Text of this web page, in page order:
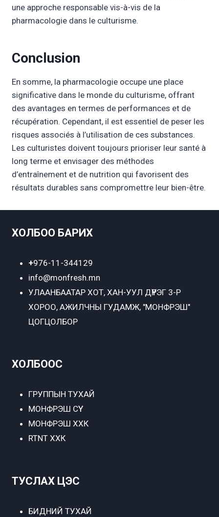
une approche responsable vis-à-vis de la
pharmacologie dans le culturisme.
Conclusion
En somme, la pharmacologie occupe une place
significative dans le monde du culturisme, offrant
des avantages en termes de performances et de
récupération. Cependant, il est essentiel de peser les
risques associés à l’utilisation de ces substances.
Les culturistes doivent toujours prioriser leur santé à
long terme et envisager des méthodes
d’entraînement et de nutrition qui favorisent des
résultats durables sans compromettre leur bien-être.
ХОЛБОО БАРИХ
+976-11-344129
info@monfresh.mn
УЛААНБААТАР ХОТ, ХАН-УУЛ ДҮҮРЭГ 3-Р
ХОРОО, АЖИЛЧНЫ ГУДАМЖ, "МОНФРЭШ"
ЦОГЦОЛБОР
ХОЛБООС
ГРУППЫН ТУХАЙ
МОНФРЭШ СҮҮ
МОНФРЭШ ХХК
RTNT ХХК
ТУСЛАХ ЦЭС
БИДНИЙ ТУХАЙ